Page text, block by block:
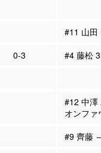
#11 山田
0-3
#4 藤松
#12 中澤
オンファ
#9 齊藤